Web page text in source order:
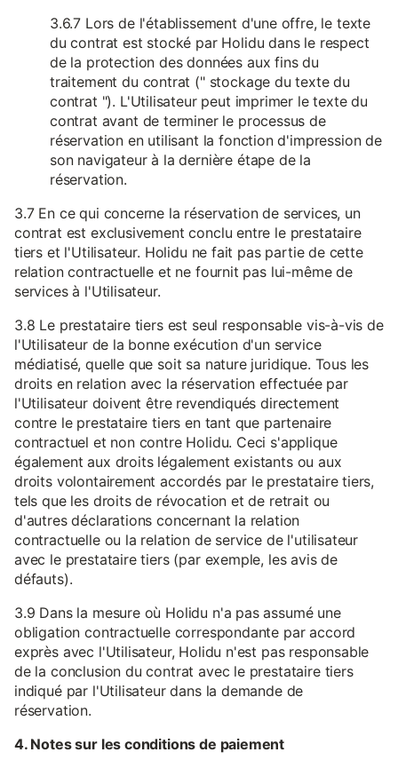
3.6.7 Lors de l'établissement d'une offre, le texte
du contrat est stocké par Holidu dans le respect
de la protection des données aux fins du
traitement du contrat (" stockage du texte du
contrat "). L'Utilisateur peut imprimer le texte du
contrat avant de terminer le processus de
réservation en utilisant la fonction d'impression de
son navigateur à la dernière étape de la
réservation.
3.7 En ce qui concerne la réservation de services, un
contrat est exclusivement conclu entre le prestataire
tiers et l'Utilisateur. Holidu ne fait pas partie de cette
relation contractuelle et ne fournit pas lui-même de
services à l'Utilisateur.
3.8 Le prestataire tiers est seul responsable vis-à-vis de
l'Utilisateur de la bonne exécution d'un service
médiatisé, quelle que soit sa nature juridique. Tous les
droits en relation avec la réservation effectuée par
l'Utilisateur doivent être revendiqués directement
contre le prestataire tiers en tant que partenaire
contractuel et non contre Holidu. Ceci s'applique
également aux droits légalement existants ou aux
droits volontairement accordés par le prestataire tiers,
tels que les droits de révocation et de retrait ou
d'autres déclarations concernant la relation
contractuelle ou la relation de service de l'utilisateur
avec le prestataire tiers (par exemple, les avis de
défauts).
3.9 Dans la mesure où Holidu n'a pas assumé une
obligation contractuelle correspondante par accord
exprès avec l'Utilisateur, Holidu n'est pas responsable
de la conclusion du contrat avec le prestataire tiers
indiqué par l'Utilisateur dans la demande de
réservation.
4. Notes sur les conditions de paiement